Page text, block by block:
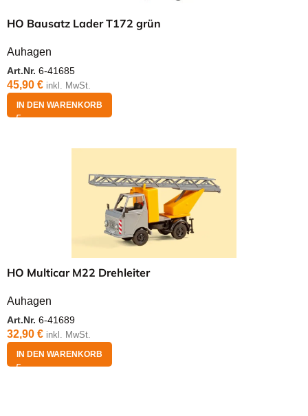
HO Bausatz Lader T172 grün
Auhagen
Art.Nr. 6-41685
45,90 € inkl. MwSt.
IN DEN WARENKORB
HO Multicar M22 Drehleiter
Auhagen
Art.Nr. 6-41689
32,90 € inkl. MwSt.
IN DEN WARENKORB